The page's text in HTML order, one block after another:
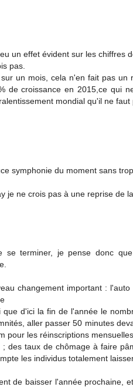
un effet évident sur les chiffres
pas.
un mois, cela n'en fait pas
de croissance en 2015,ce qui
mondial qu'il ne faut
symphonie du moment sans
je ne crois pas à une reprise de
se terminer, je pense donc
changement important :
d'ici la fin de l'année le
aller passer 50 minutes
pour les réinscriptions mensuelles.
des taux de chômage à faire
les individus totalement
de baisser l'année prochaine,